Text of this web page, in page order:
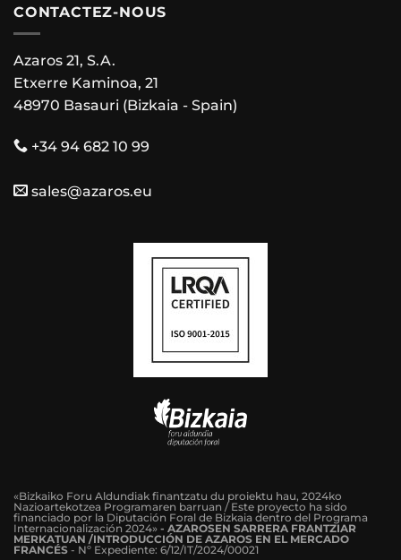
CONTACTEZ-NOUS
Azaros 21, S.A.
Etxerre Kaminoa, 21
48970 Basauri (Bizkaia - Spain)
+34 94 682 10 99
sales@azaros.eu
«Bizkaiko Foru Aldundiak finantzatu du proiektu hau, 2024ko
Nazioartekotzea Programaren barruan / Este proyecto ha sido
financiado por la Diputación Foral de Bizkaia dentro del Programa
Internacionalización 2024» - AZAROSEN SARRERA FRANTZIAR
MERKATUAN /INTRODUCCIÓN DE AZAROS EN EL MERCADO
FRANCÉS - Nº Expediente: 6/12/IT/2024/00021